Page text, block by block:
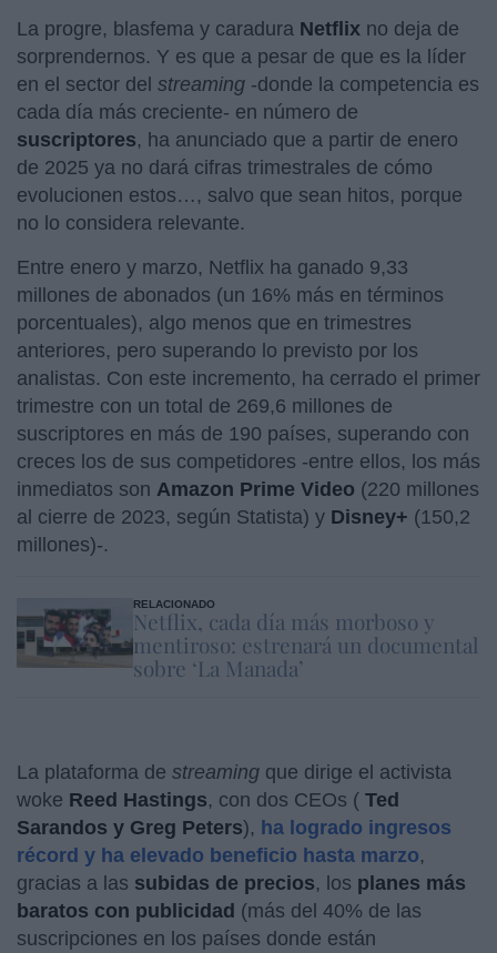
La progre, blasfema y caradura Netflix no deja de
sorprendernos. Y es que a pesar de que es la líder
en el sector del streaming -donde la competencia es
cada día más creciente- en número de
suscriptores, ha anunciado que a partir de enero
de 2025 ya no dará cifras trimestrales de cómo
evolucionen estos…, salvo que sean hitos, porque
no lo considera relevante.
Entre enero y marzo, Netflix ha ganado 9,33
millones de abonados (un 16% más en términos
porcentuales), algo menos que en trimestres
anteriores, pero superando lo previsto por los
analistas. Con este incremento, ha cerrado el primer
trimestre con un total de 269,6 millones de
suscriptores en más de 190 países, superando con
creces los de sus competidores -entre ellos, los más
inmediatos son Amazon Prime Video (220 millones
al cierre de 2023, según Statista) y Disney+ (150,2
millones)-.
RELACIONADO
Netflix, cada día más morboso y
mentiroso: estrenará un documental
sobre ‘La Manada’
La plataforma de streaming que dirige el activista
woke Reed Hastings, con dos CEOs ( Ted
Sarandos y Greg Peters), ha logrado ingresos
récord y ha elevado beneficio hasta marzo,
gracias a las subidas de precios, los planes más
baratos con publicidad (más del 40% de las
suscripciones en los países donde están